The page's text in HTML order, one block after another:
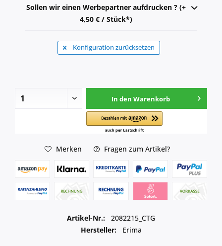
Sollen wir einen Werbepartner aufdrucken ? (+
4,50 € / Stück*)
Konfiguration zurücksetzen
In den Warenkorb
Merken Fragen zum Artikel?
Artikel-Nr.:
2082215_CTG
Hersteller:
Erima